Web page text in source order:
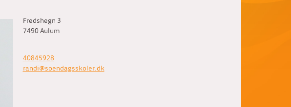
Fredshegn 3
7490Aulum
40845928
randi@soendagsskoler.dk